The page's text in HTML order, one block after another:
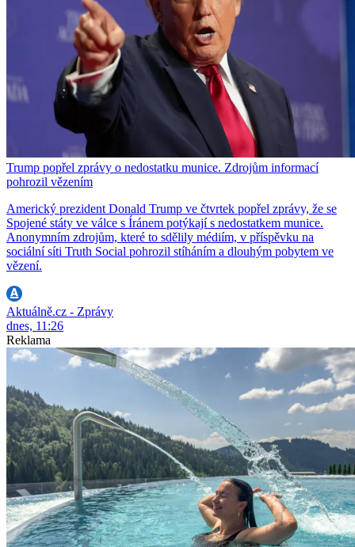
Trump popřel zprávy o nedostatku munice. Zdrojům informací
pohrozil vězením
Americký prezident Donald Trump ve čtvrtek popřel zprávy, že se
Spojené státy ve válce s Íránem potýkají s nedostatkem munice.
Anonymním zdrojům, které to sdělily médiím, v příspěvku na
sociální síti Truth Social pohrozil stíháním a dlouhým pobytem ve
vězení.
Aktuálně.cz - Zprávy
dnes, 11:26
Reklama